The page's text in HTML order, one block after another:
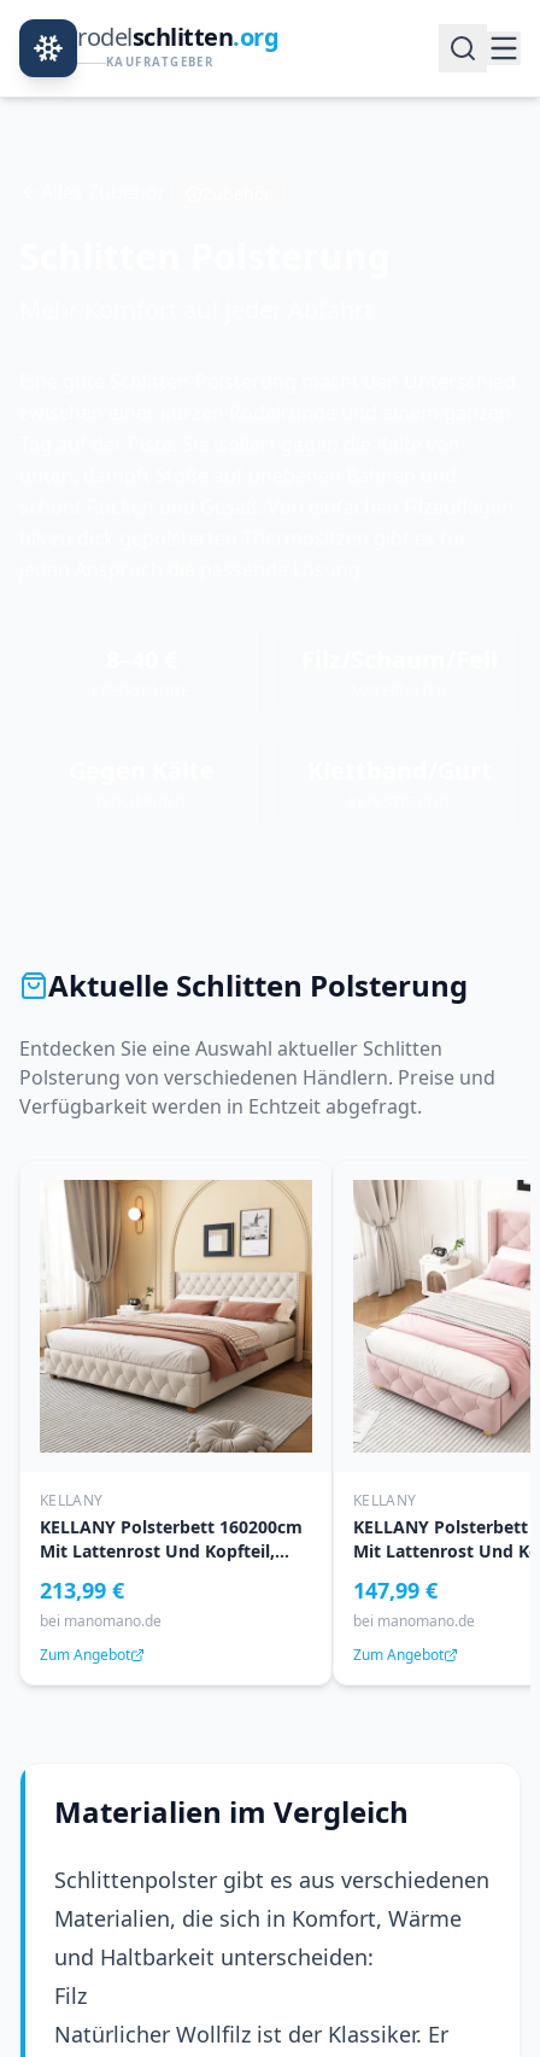
rodelschlitten.org
KAUFRATGEBER
Aktuelle Schlitten Polsterung
Entdecken Sie eine Auswahl aktueller Schlitten
Polsterung von verschiedenen Händlern. Preise und
Verfügbarkeit werden in Echtzeit abgefragt.
KELLANY
KELLANY Polsterbett 160200cm
Mit Lattenrost Und Kopfteil,
Nietenpolsterung, Holzbeine,
Linen,beige
213,99 €
bei manomano.de
Zum Angebot
KELLANY
KELLANY Polsterbett
Mit Lattenrost Und
Nietenpolsterung,
Samt, Rosa
147,99 €
bei manomano.de
Zum Angebot
Materialien im Vergleich
Schlittenpolster gibt es aus verschiedenen
Materialien, die sich in Komfort, Wärme
und Haltbarkeit unterscheiden:
Filz
Natürlicher Wollfilz ist der Klassiker. Er